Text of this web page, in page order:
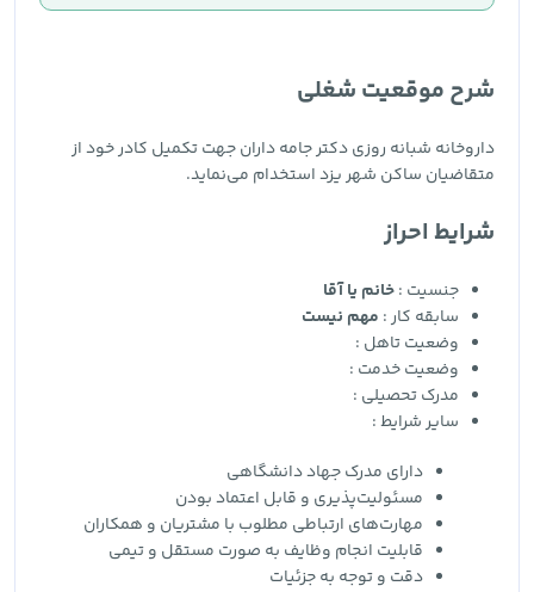
شرح موقعیت شغلی
داروخانه شبانه روزی دکتر جامه داران جهت تکمیل کادر خود از
متقاضیان ساکن شهر یزد استخدام می‌نماید.
شرایط احراز
جنسیت :خانم یا آقا
سابقه کار : مهم نیست
وضعیت تاهل :
وضعیت خدمت :
مدرک تحصیلی :
سایر شرایط :
دارای مدرک جهاد دانشگاهی
مسئولیت‌پذیری و قابل اعتماد بودن
مهارت‌های ارتباطی مطلوب با مشتریان و همکاران
قابلیت انجام وظایف به صورت مستقل و تیمی
دقت و توجه به جزئیات